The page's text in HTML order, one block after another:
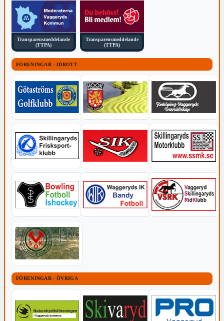
Transparensmeddelande
(TTPA)
Transparensmeddelande
(TTPA)
FÖRENINGAR - IDROTT
FÖRENINGAR - ÖVRIGA